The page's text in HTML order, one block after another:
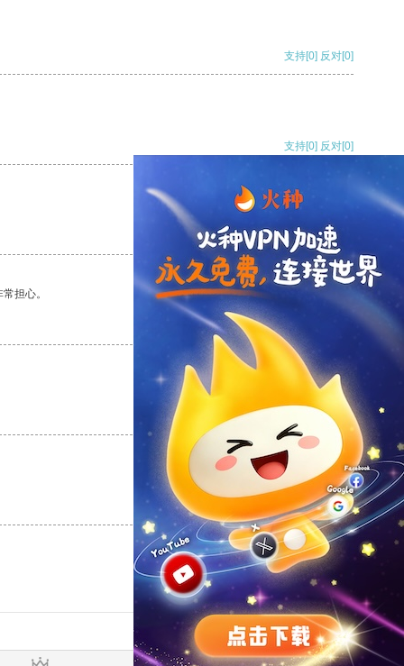
支持[0] 反对[0]
支持[0] 反对[0]
支持[0] 反对
担心。
支持
反对 [0]
支持[0] 反对[0]